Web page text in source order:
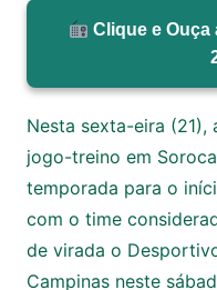
Clique e Ouça
Nesta sexta-eira (21),
jogo-treino em
temporada para o
com o time
de virada o
Campinas neste